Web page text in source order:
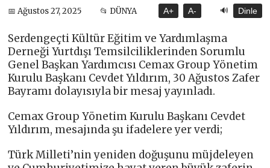
📅 Ağustos 27, 2025 📂 DÜNYA A+ A- 🔊 Dinle
Serdengeçti Kültür Eğitim ve Yardımlaşma
Derneği Yurtdışı Temsilciliklerinden Sorumlu
Genel Başkan Yardımcısı Cemax Group Yönetim
Kurulu Başkanı Cevdet Yıldırım, 30 Ağustos Zafer
Bayramı dolayısıyla bir mesaj yayınladı.
Cemax Group Yönetim Kurulu Başkanı Cevdet
Yıldırım, mesajında şu ifadelere yer verdi;
Türk Milleti’nin yeniden doğuşunu müjdeleyen